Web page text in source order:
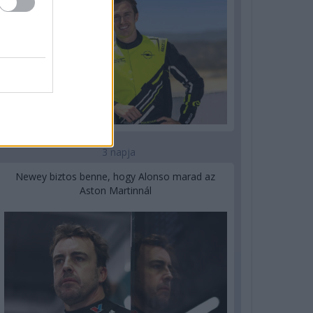
3 napja
Newey biztos benne, hogy Alonso marad az
Aston Martinnál